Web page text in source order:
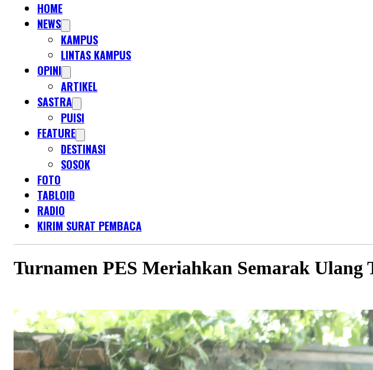
HOME
NEWS
KAMPUS
LINTAS KAMPUS
OPINI
ARTIKEL
SASTRA
PUISI
FEATURE
DESTINASI
SOSOK
FOTO
TABLOID
RADIO
KIRIM SURAT PEMBACA
Turnamen PES Meriahkan Semarak